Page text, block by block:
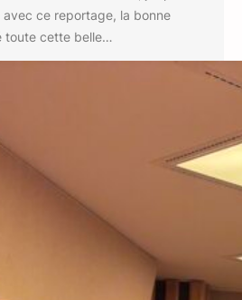
ce reportage, la bonne
toute cette belle…